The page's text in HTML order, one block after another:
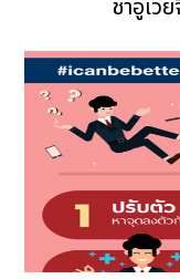
ชาอู่เว่